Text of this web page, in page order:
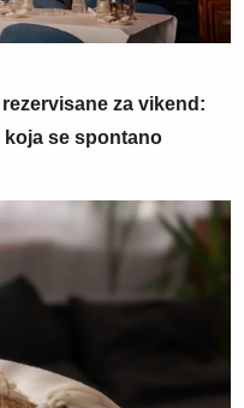
za vikend:
se spontano